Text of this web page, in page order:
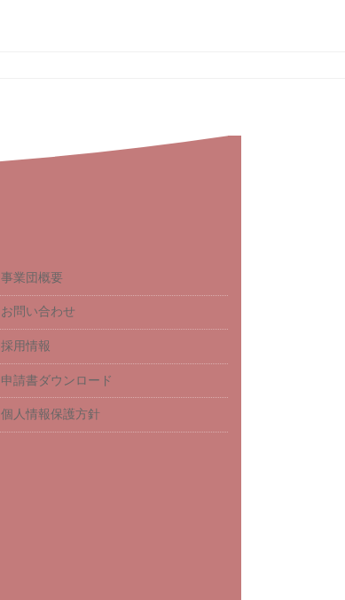
事業団概要
お問い合わせ
採用情報
申請書ダウンロード
個人情報保護方針